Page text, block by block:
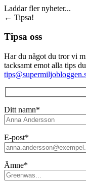
Laddar fler nyheter...
← Tipsa!
Tipsa oss
Har du något du tror vi
tacksamt emot alla tips
Ditt namn*
E-post*
Ämne*